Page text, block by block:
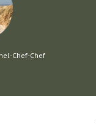
Chef-Chef